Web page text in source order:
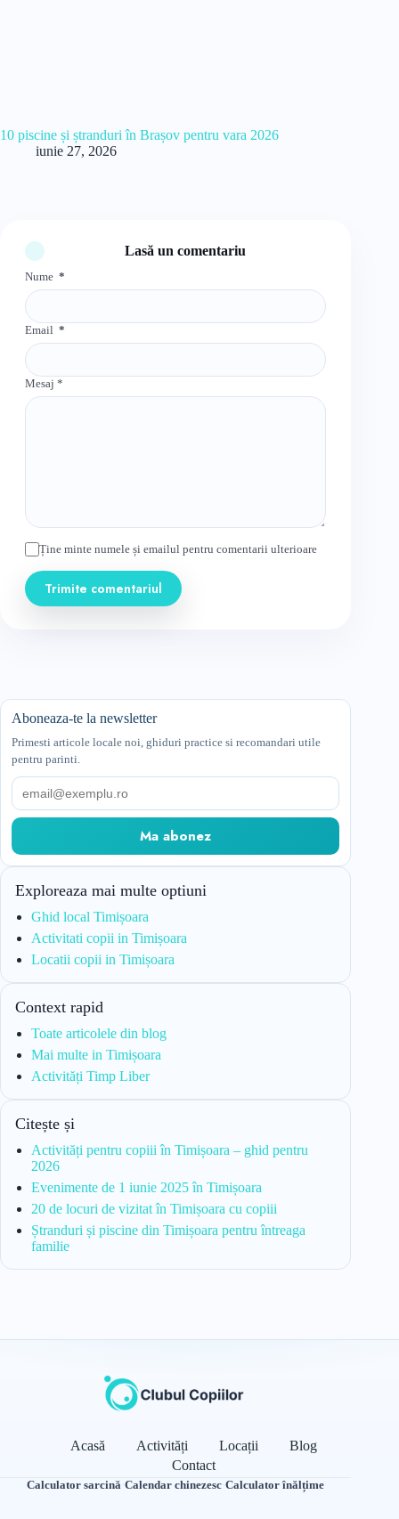
10 piscine și ștranduri în Brașov pentru vara 2026
iunie 27, 2026
Lasă un comentariu
Nume *
Email *
Mesaj *
Ține minte numele și emailul pentru comentarii ulterioare
Trimite comentariul
Aboneaza-te la newsletter
Primesti articole locale noi, ghiduri practice si recomandari utile
pentru parinti.
Email
Ma abonez
Exploreaza mai multe optiuni
Ghid local Timișoara
Activitati copii in Timișoara
Locatii copii in Timișoara
Context rapid
Toate articolele din blog
Mai multe in Timișoara
Activități Timp Liber
Citește și
Activități pentru copiii în Timișoara – ghid pentru
2026
Evenimente de 1 iunie 2025 în Timișoara
20 de locuri de vizitat în Timișoara cu copiii
Ștranduri și piscine din Timișoara pentru întreaga
familie
Acasă Activități Locații
Blog
Contact
Calculator sarcină·Calendar chinezesc·Calculator înălțime